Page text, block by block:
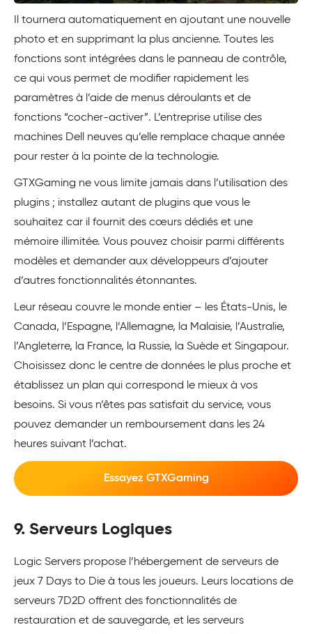
Il tournera automatiquement en ajoutant une nouvelle
photo et en supprimant la plus ancienne. Toutes les
fonctions sont intégrées dans le panneau de contrôle,
ce qui vous permet de modifier rapidement les
paramètres à l’aide de menus déroulants et de
fonctions “cocher-activer”. L’entreprise utilise des
machines Dell neuves qu’elle remplace chaque année
pour rester à la pointe de la technologie.
GTXGaming ne vous limite jamais dans l’utilisation des
plugins ; installez autant de plugins que vous le
souhaitez car il fournit des cœurs dédiés et une
mémoire illimitée. Vous pouvez choisir parmi différents
modèles et demander aux développeurs d’ajouter
d’autres fonctionnalités étonnantes.
Leur réseau couvre le monde entier – les États-Unis, le
Canada, l’Espagne, l’Allemagne, la Malaisie, l’Australie,
l’Angleterre, la France, la Russie, la Suède et Singapour.
Choisissez donc le centre de données le plus proche et
établissez un plan qui correspond le mieux à vos
besoins. Si vous n’êtes pas satisfait du service, vous
pouvez demander un remboursement dans les 24
heures suivant l’achat.
Essayez GTXGaming
9. Serveurs Logiques
Logic Servers propose l’hébergement de serveurs de
jeux 7 Days to Die à tous les joueurs. Leurs locations de
serveurs 7D2D offrent des fonctionnalités de
restauration et de sauvegarde, et les serveurs